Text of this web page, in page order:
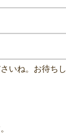
いね。お待ちし